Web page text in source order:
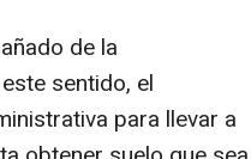
de la
sentido, el
para llevar a